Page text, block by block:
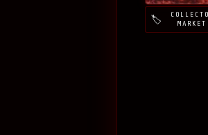
MARKET